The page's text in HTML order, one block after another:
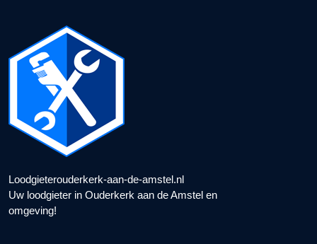
Loodgieterouderkerk-aan-de-amstel.nl
Uw loodgieter in Ouderkerk aan de Amstel en
omgeving!